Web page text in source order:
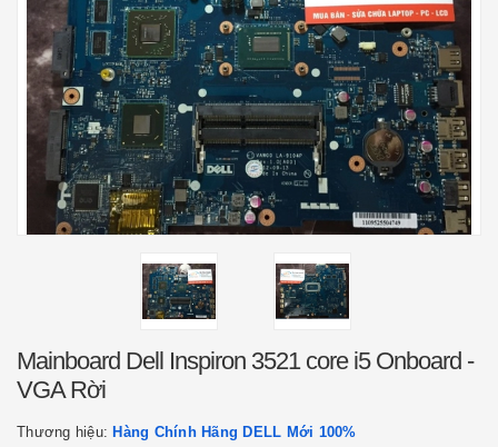
Mainboard Dell Inspiron 3521 core i5 Onboard -
VGA Rời
Thương hiệu: Hàng Chính Hãng DELL Mới 100%